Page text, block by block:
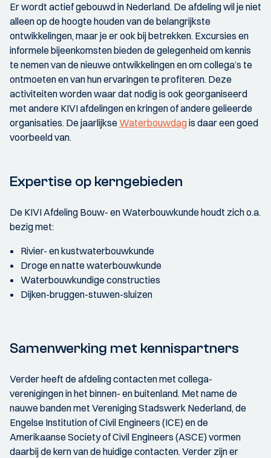
Er wordt actief gebouwd in Nederland. De afdeling wil je niet
alleen op de hoogte houden van de belangrijkste
ontwikkelingen, maar je er ook bij betrekken. Excursies en
informele bijeenkomsten bieden de gelegenheid om kennis
te nemen van de nieuwe ontwikkelingen en om collega’s te
ontmoeten en van hun ervaringen te profiteren. Deze
activiteiten worden waar dat nodig is ook georganiseerd
met andere KIVI afdelingen en kringen of andere gelieerde
organisaties. De jaarlijkseWaterbouwdagis daar een goed
voorbeeld van.
Expertise op kerngebieden
De KIVI Afdeling Bouw- en Waterbouwkunde houdt zich o.a.
bezig met:
Rivier- en kustwaterbouwkunde
Droge en natte waterbouwkunde
Waterbouwkundige constructies
Dijken-bruggen-stuwen-sluizen
Samenwerking met kennispartners
Verder heeft de afdeling contacten met collega-
verenigingen in het binnen- en buitenland. Met name de
nauwe banden met Vereniging Stadswerk Nederland, de
Engelse Institution of Civil Engineers (ICE) en de
Amerikaanse Society of Civil Engineers (ASCE) vormen
daarbij de kern van de huidige contacten. Verder zijn er